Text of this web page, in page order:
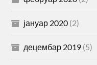
јануар 2020 (2)
децембар 2019 (5)